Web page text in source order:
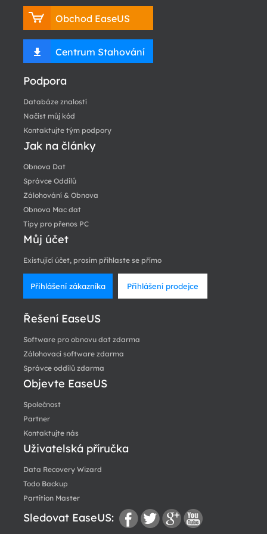
Obchod EaseUS
Centrum Stahování
Podpora
Databáze znalostí
Načíst můj kód
Kontaktujte tým podpory
Jak na články
Obnova Dat
Správce Oddílů
Zálohování & Obnova
Obnova Mac dat
Tipy pro přenos PC
Můj účet
Existující účet, prosím přihlaste se přímo
Přihlášení zákazníka Přihlášení prodejce
Řešení EaseUS
Software pro obnovu dat zdarma
Zálohovací software zdarma
Správce oddílů zdarma
Objevte EaseUS
Společnost
Partner
Kontaktujte nás
Uživatelská příručka
Data Recovery Wizard
Todo Backup
Partition Master
Sledovat EaseUS: